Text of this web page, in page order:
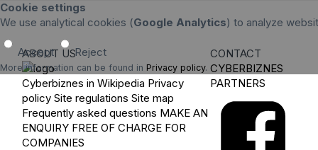
Cookie settings
We use analytical cookies (Google Analytics) to analyze
Accept Reject
More information can be found in Privacy policy.
ABOUT US
Cyberbiznes in Wikipedia Privacy
policy Site regulations Site map
Frequently asked questions MAKE AN
ENQUIRY FREE OF CHARGE FOR
COMPANIES
CONTACT
CYBERBIZNES
PARTNERS